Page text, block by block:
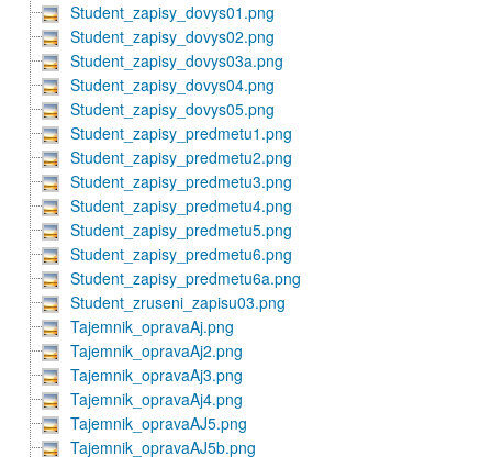
Student_zapisy_dovys01.png
Student_zapisy_dovys02.png
Student_zapisy_dovys03a.png
Student_zapisy_dovys04.png
Student_zapisy_dovys05.png
Student_zapisy_predmetu1.png
Student_zapisy_predmetu2.png
Student_zapisy_predmetu3.png
Student_zapisy_predmetu4.png
Student_zapisy_predmetu5.png
Student_zapisy_predmetu6.png
Student_zapisy_predmetu6a.png
Student_zruseni_zapisu03.png
Tajemnik_opravaAj.png
Tajemnik_opravaAj2.png
Tajemnik_opravaAj3.png
Tajemnik_opravaAj4.png
Tajemnik_opravaAJ5.png
Tajemnik_opravaAJ5b.png